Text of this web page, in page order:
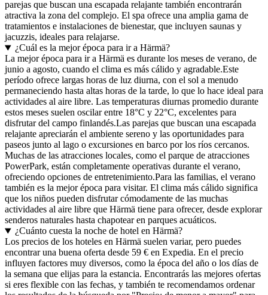
parejas que buscan una escapada relajante también encontrarán
atractiva la zona del complejo. El spa ofrece una amplia gama de
tratamientos e instalaciones de bienestar, que incluyen saunas y
jacuzzis, ideales para relajarse.
¿Cuál es la mejor época para ir a Härmä?
La mejor época para ir a Härmä es durante los meses de verano, de
junio a agosto, cuando el clima es más cálido y agradable.Este
período ofrece largas horas de luz diurna, con el sol a menudo
permaneciendo hasta altas horas de la tarde, lo que lo hace ideal para
actividades al aire libre. Las temperaturas diurnas promedio durante
estos meses suelen oscilar entre 18°C y 22°C, excelentes para
disfrutar del campo finlandés.Las parejas que buscan una escapada
relajante apreciarán el ambiente sereno y las oportunidades para
paseos junto al lago o excursiones en barco por los ríos cercanos.
Muchas de las atracciones locales, como el parque de atracciones
PowerPark, están completamente operativas durante el verano,
ofreciendo opciones de entretenimiento.Para las familias, el verano
también es la mejor época para visitar. El clima más cálido significa
que los niños pueden disfrutar cómodamente de las muchas
actividades al aire libre que Härmä tiene para ofrecer, desde explorar
senderos naturales hasta chapotear en parques acuáticos.
¿Cuánto cuesta la noche de hotel en Härmä?
Los precios de los hoteles en Härmä suelen variar, pero puedes
encontrar una buena oferta desde 59 € en Expedia. En el precio
influyen factores muy diversos, como la época del año o los días de
la semana que elijas para la estancia. Encontrarás las mejores ofertas
si eres flexible con las fechas, y también te recomendamos ordenar